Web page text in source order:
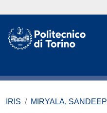
IRIS MIRYALA, SANDEEP